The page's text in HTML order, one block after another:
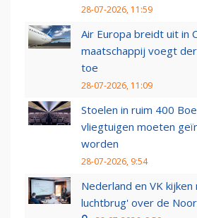
28-07-2026, 11:59
Air Europa breidt uit in
maatschappij voegt
toe
28-07-2026, 11:09
Stoelen in ruim 400
vliegtuigen moeten
worden
28-07-2026, 9:54
Nederland en VK
luchtbrug' over de